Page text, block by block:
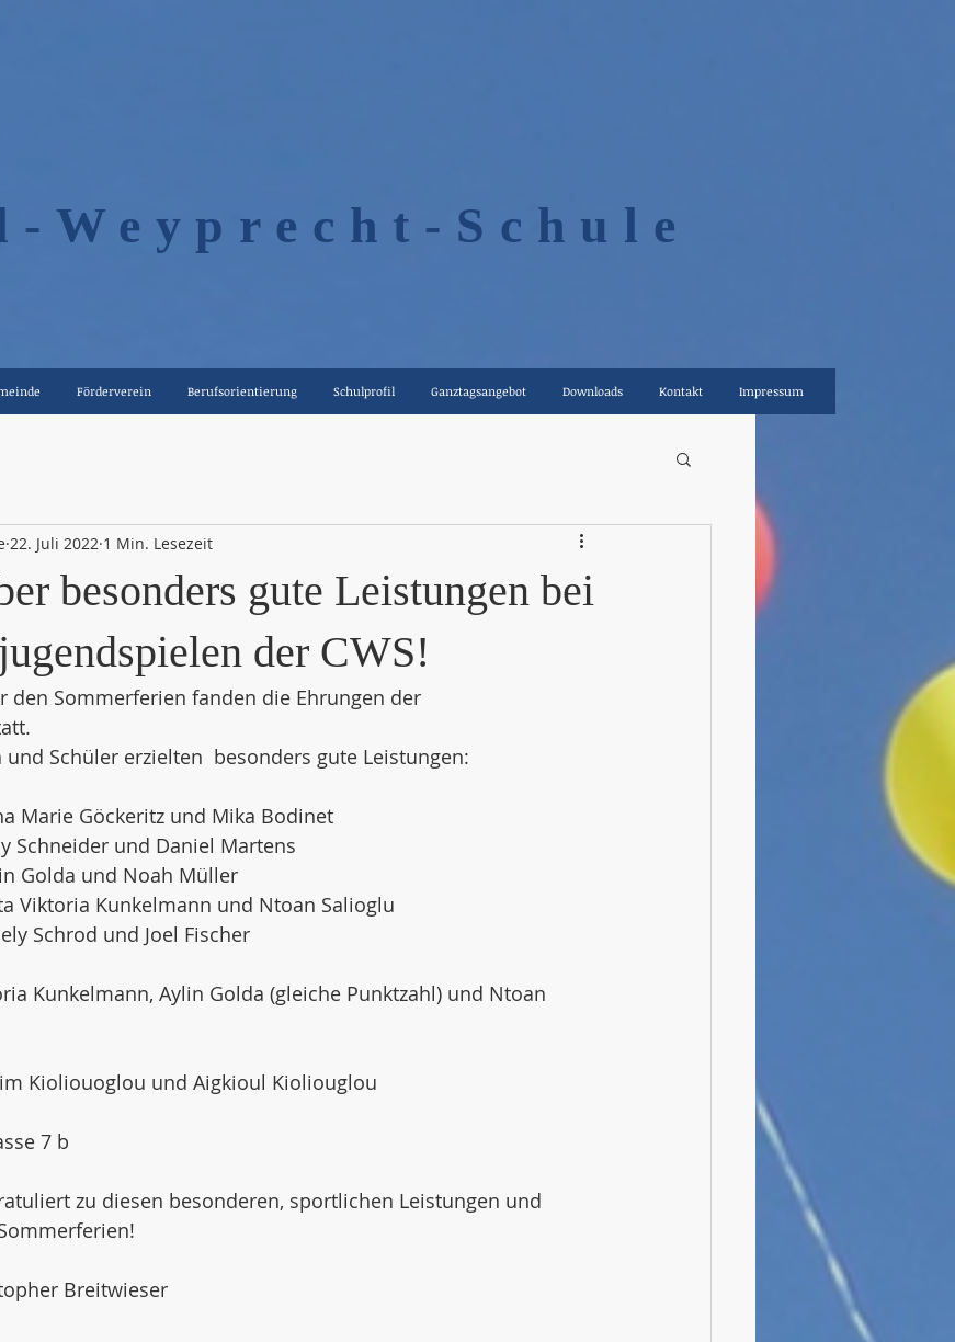
Weyprecht-Schule
Förderverein Berufsorientierung Schulprofil Ganztagsangebot Downloads Kontakt Impressum
besonders gute Leistungen bei
der CWS!
22. Juli 2022 1 Min. Lesezeit
den Sommerferien fanden die Ehrungen der
Schüler erzielten  besonders gute Leistungen:
Marie Göckeritz und Mika Bodinet
Schneider und Daniel Martens
Golda und Noah Müller
Viktoria Kunkelmann und Ntoan Salioglu
Schrod und Joel Fischer
Kunkelmann, Aylin Golda (gleiche Punktzahl) und Ntoan
Kioliouoglou und Aigkioul Kioliouglou
7 b
zu diesen besonderen, sportlichen Leistungen und
Breitwieser